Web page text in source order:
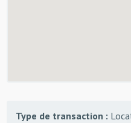
Type de transaction :